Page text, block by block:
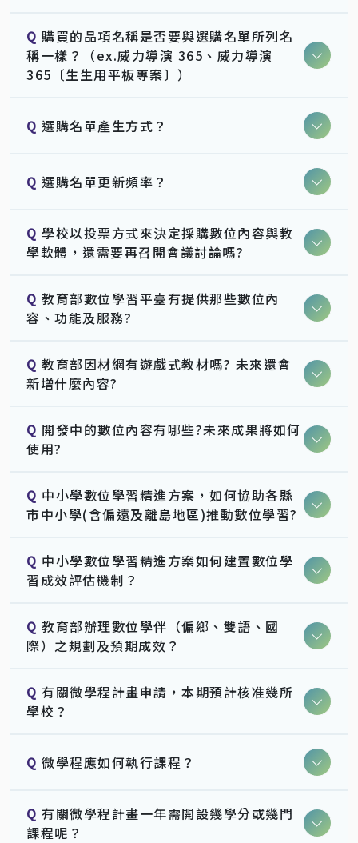
Q 購買的品項名稱是否要與選購名單所列名
稱一樣？（ex.威力導演 365、威力導演
365〔生生用平板專案〕）
Q 選購名單產生方式？
Q 選購名單更新頻率？
Q 學校以投票方式來決定採購數位內容與教
學軟體，還需要再召開會議討論嗎?
Q 教育部數位學習平臺有提供那些數位內
容、功能及服務?
Q 教育部因材網有遊戲式教材嗎? 未來還會
新增什麼內容?
Q 開發中的數位內容有哪些?未來成果將如何
使用?
Q 中小學數位學習精進方案，如何協助各縣
市中小學(含偏遠及離島地區)推動數位學習?
Q 中小學數位學習精進方案如何建置數位學
習成效評估機制？
Q 教育部辦理數位學伴（偏鄉、雙語、國
際）之規劃及預期成效？
Q 有關微學程計畫申請，本期預計核准幾所
學校？
Q 微學程應如何執行課程？
Q 有關微學程計畫一年需開設幾學分或幾門
課程呢？